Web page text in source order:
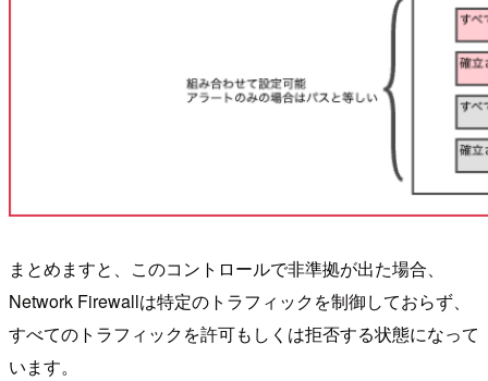
まとめますと、このコントロールで非準拠が出た場合、
Network Firewallは特定のトラフィックを制御しておらず、
すべてのトラフィックを許可もしくは拒否する状態になって
います。